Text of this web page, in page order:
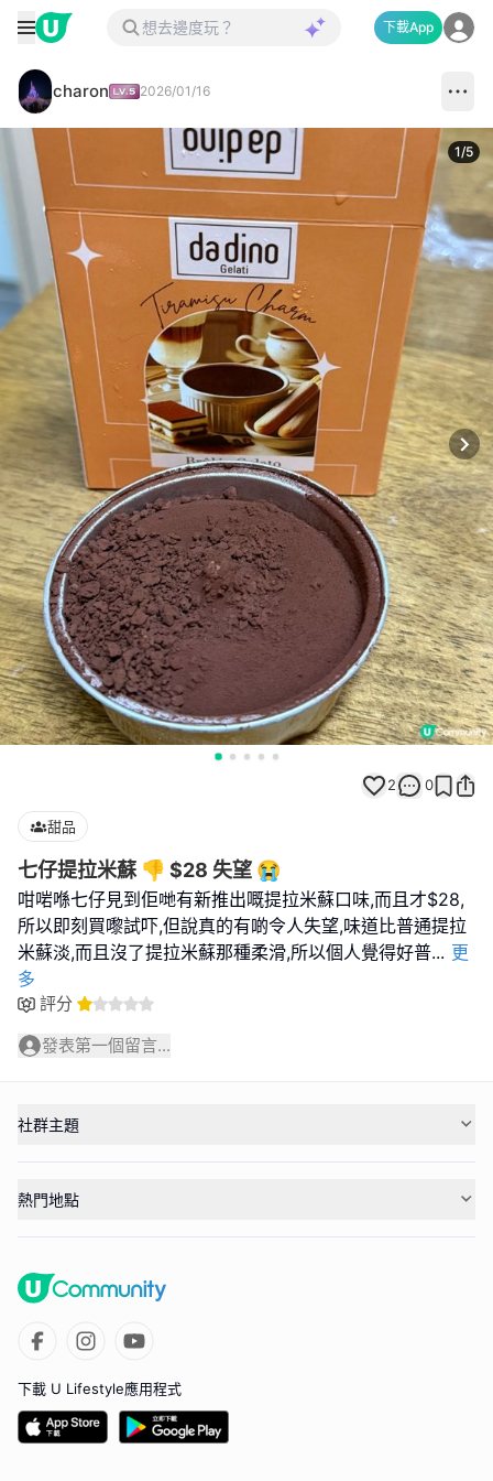
下載App
charon 2026/01/16
1/5
2 0
甜品
七仔提拉米蘇 👎 $28 失望 😭
咁啱喺七仔見到佢哋有新推出嘅提拉米蘇口味,而且才$28,
所以即刻買嚟試吓,但說真的有啲令人失望,味道比普通提拉
米蘇淡,而且沒了提拉米蘇那種柔滑,所以個人覺得好普... 更
多
評分
發表第一個留言...
社群主題
熱門地點
下載 U Lifestyle應用程式